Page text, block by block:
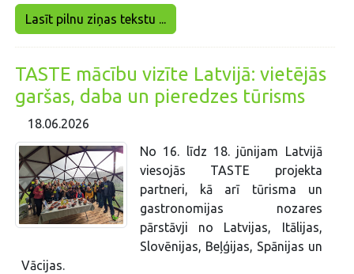
Lasīt pilnu ziņas tekstu ...
TASTE mācību vizīte Latvijā: vietējās
garšas, daba un pieredzes tūrisms
18.06.2026
No 16. līdz 18. jūnijam Latvijā
viesojās TASTE projekta
partneri, kā arī tūrisma un
gastronomijas nozares
pārstāvji no Latvijas, Itālijas,
Slovēnijas, Beļģijas, Spānijas un
Vācijas.